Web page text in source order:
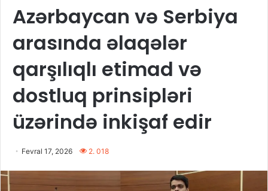
Azərbaycan və Serbiya
arasında əlaqələr
qarşılıqlı etimad və
dostluq prinsipləri
üzərində inkişaf edir
Fevral 17, 2026 2. 018